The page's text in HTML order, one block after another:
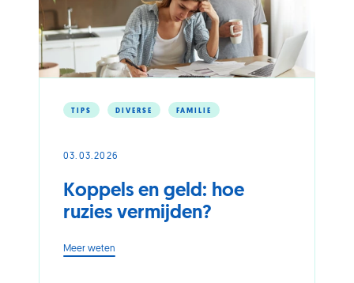
Koppels en geld: hoe
ruzies vermijden?
03.03.2026
TIPS DIVERSE FAMILIE
Meer weten